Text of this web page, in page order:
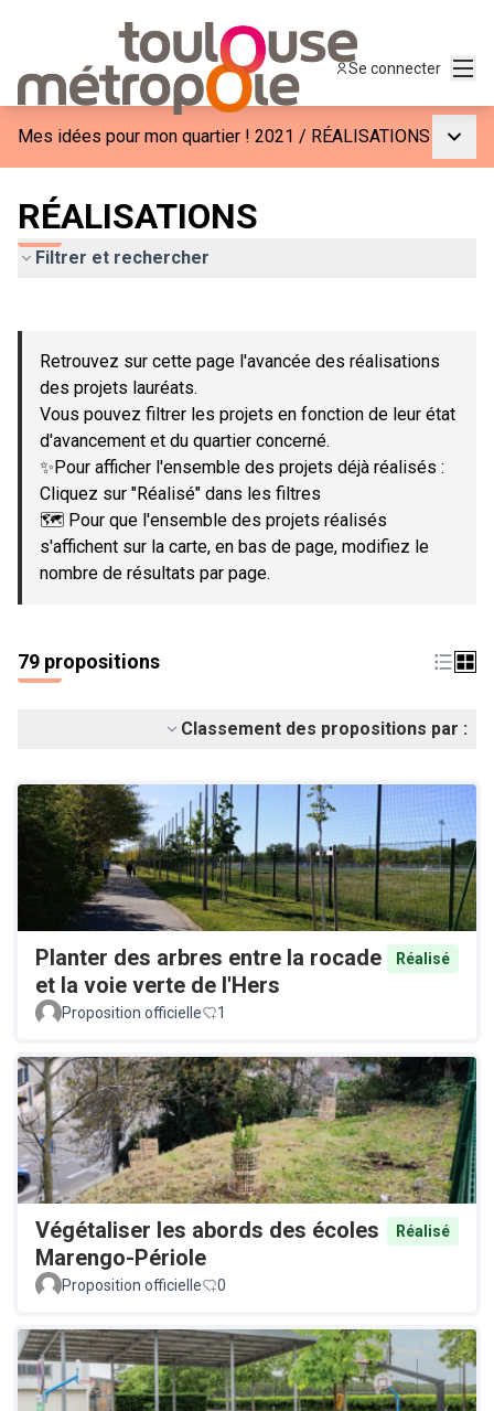
Se connecter
Mes idées pour mon quartier ! 2021 / RÉALISATIONS
RÉALISATIONS
Filtrer et rechercher
−
Retrouvez sur cette page l'avancée des réalisations
des projets lauréats.
Vous pouvez filtrer les projets en fonction de leur état
d'avancement et du quartier concerné.
✨Pour afficher l'ensemble des projets déjà réalisés :
Cliquez sur "Réalisé" dans les filtres
🗺️ Pour que l'ensemble des projets réalisés
s'affichent sur la carte, en bas de page, modifiez le
nombre de résultats par page.
79 propositions
Classement des propositions par :
Planter des arbres entre la rocade
et la voie verte de l'Hers
Réalisé
Proposition officielle 1
Végétaliser les abords des écoles
Marengo-Périole
Réalisé
Proposition officielle 0